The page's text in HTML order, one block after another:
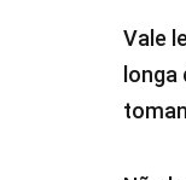
Vale